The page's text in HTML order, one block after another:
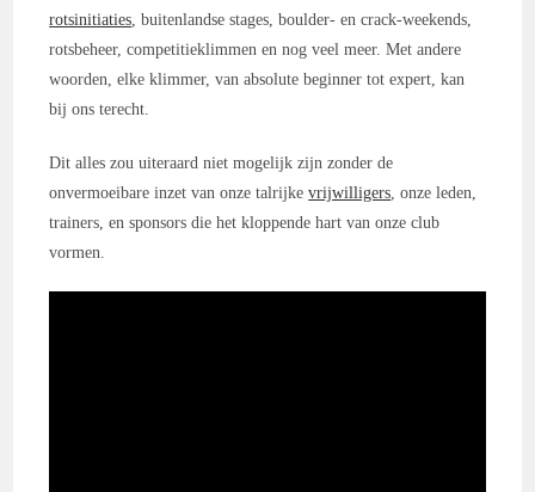
rotsinitiaties , buitenlandse stages, boulder- en crack-weekends,
rotsbeheer, competitieklimmen en nog veel meer. Met andere
woorden, elke klimmer, van absolute beginner tot expert, kan
bij ons terecht.
Dit alles zou uiteraard niet mogelijk zijn zonder de
onvermoeibare inzet van onze talrijkevrijwilligers , onze leden,
trainers, en sponsors die het kloppende hart van onze club
vormen.